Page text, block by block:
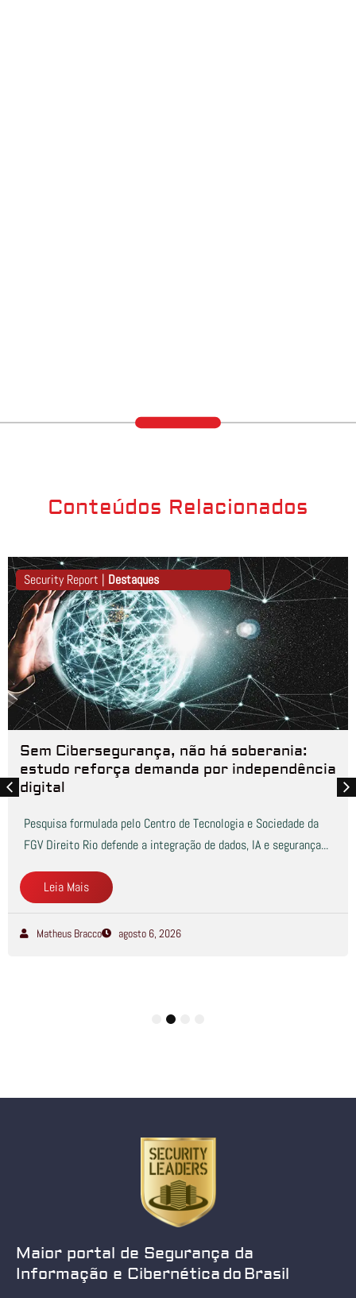
Conteúdos Relacionados
Security Report | Destaques
Sem Cibersegurança, não há soberania:
estudo reforça demanda por independência
digital
Pesquisa formulada pelo Centro de Tecnologia e Sociedade da
FGV Direito Rio defende a integração de dados, IA e segurança...
Leia Mais
Matheus Bracco agosto 6, 2026
Maior portal de Segurança da
Informação e Cibernética do Brasil